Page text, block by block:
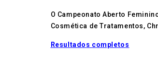
O Campeonato Aberto
Cosmética de Tratamentos,
Resultados completos